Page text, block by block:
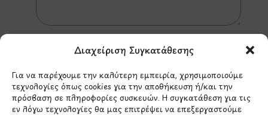
Διαχείριση Συγκατάθεσης
Για να παρέχουμε την καλύτερη εμπειρία, χρησιμοποιούμε
τεχνολογίες όπως cookies για την αποθήκευση ή/και την
πρόσβαση σε πληροφορίες συσκευών. Η συγκατάθεση για τις
εν λόγω τεχνολογίες θα μας επιτρέψει να επεξεργαστούμε
*Αυτός ο ιστότοπος προστατεύεται από το σύστημα
reCAPTCHA και ισχύουν ηΠολιτική Απορρήτουκαι οι
Όροι Παροχής Υπηρεσιώντης Google.